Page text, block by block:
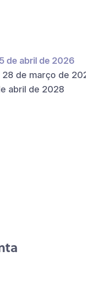
de abril de 2026
de março de
abril de 2028